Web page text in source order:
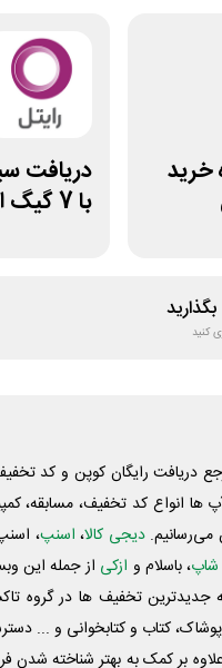
خرید
دریافت
با 7 گیگ اینترنت
کنید
دریافت رایگان کوپن و کد
انواع کد تخفیف، مسابقه،
می‌رسانیم. دیجی کالا، اسنپ،
، باسلام و ازکی از جمله این
تخفیف ها در گروه
کتاب و کتابخوانی و ...
علاوه بر کمک به بهتر شناخته